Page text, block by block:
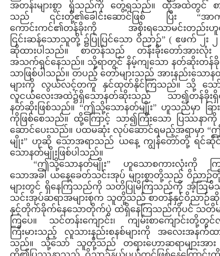
အတန်းများစွာ ရှိသည်ကို တွေ့ရသည်။ ထိုအထဲတွင် စ
သည် ၎င်းတို့၏ခေါင်းဆောင်ဖြစ် ပြီး “အာ
ကောင်းကင်၏တန်ခိုးကို အစိုးရသောမင်းတည်းဟူ
ငြင်းဆန်သောသူတို့ ၌ပြုပြင်သော ဝိညာဉ်” ( ဧဖက် ၂း
ဆိုထားပါသည်။ စာတန်သည် တန်းခိုးတော်အားလုံး
အသက်ရှင်နေသည်။ သို့ရာတွင် နိမ့်ကျသော နတ်ဆိုးတန်ခိုး
သာဖြစ်ပါသည်။ တပည့် တော်များသည် အားနည်းသော
များကို လွယ်လင့်တကူ နှင်ထုတ်နိုင်ကြသည်။ သို့ သ
လူငယ်လေးအထဲ၌ရှိသောနတ်ဆိုးသည် သာ၍တန်ခိုးရှိ
နတ်ဆိုးဖြစ်သည်။ “ဤသို့သောနတ်မျိုး” ဟူသည်မှာ ခြား
ကိုဖြစ်စေသည်။ ထို့ကြောင့် သာ၍ကြီးသော ပြဿနာကို
ဆောင်ပေးသည်။ ပထမဆုံး လုပ်ဆောင်ရမည့်အရာမှာ “
မျိုး” ဟုဆို သောအရာသည် ယနေ့ ကျွန်တော်တို့ ရင်ဆိုင်
သောနတ်မျိုးဖြစ်ပါသည်။
“ဤသို့သောနတ်မျိုး” ဟူသောစကားလုံးကို က
သောအခါ ယနေ့ခေတ်သင်းအုပ် များစွာတို့သည် ဝိညာဉ်
များတွင် ရှိနေကြသည်ကို သတိပြုမိကြသည်ကို အံ့ဩမိ
သင်းအုပ်ဆရာအများစုက သူတို့သည် စာတန်နှင့်ဝိညာဉ်ဆိုး
နှင့်တိုက်ခိုက်နေသောတိုက်ပွဲ ထဲရှိနေကြသည်ကိုပင် သတိမ
ကြပေ။ သင်တန်းကျောင်း၊ ကျမ်းစာကျောင်းတို့တွ
ကြီးမားသည့် လူသားနည်းစနစ်များကို အလေးအနက်ထ
သည်။ သို့သော် သူတို့သည် တရားဟောဆရာများအား